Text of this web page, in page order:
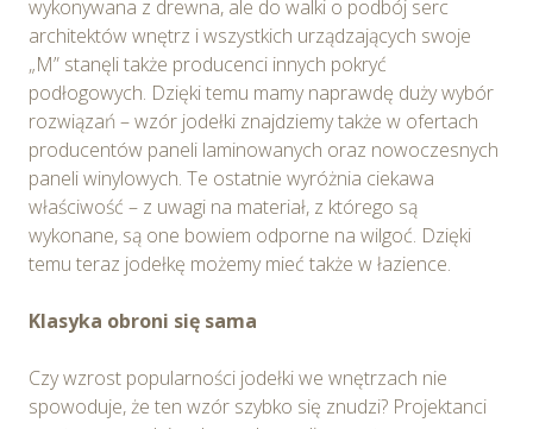
Ciebie celach poprzez wybranie opcji „Dostosuj
wybory”.
wykonywana z drewna, ale do walki o podbój serc
architektów wnętrz i wszystkich urządzających swoje
„M” stanęli także producenci innych pokryć
podłogowych. Dzięki temu mamy naprawdę duży wybór
rozwiązań – wzór jodełki znajdziemy także w ofertach
producentów paneli laminowanych oraz nowoczesnych
paneli winylowych. Te ostatnie wyróżnia ciekawa
właściwość – z uwagi na materiał, z którego są
wykonane, są one bowiem odporne na wilgoć. Dzięki
temu teraz jodełkę możemy mieć także w łazience.
Klasyka obroni się sama
Czy wzrost popularności jodełki we wnętrzach nie
spowoduje, że ten wzór szybko się znudzi? Projektanci